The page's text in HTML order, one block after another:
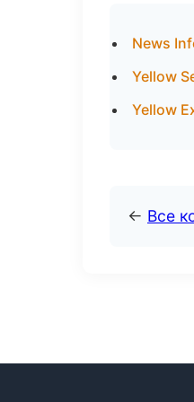
News
Yellow
Yellow
← Все